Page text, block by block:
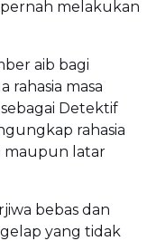
melakukan
aib bagi
rahasia masa
Detektif
rahasia
maupun latar
bebas dan
yang tidak